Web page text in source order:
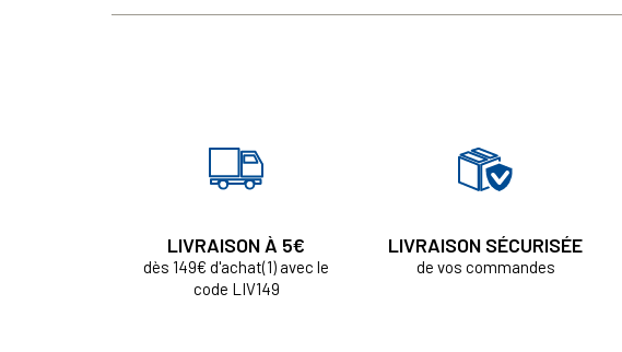
LIVRAISON À 5€
dès 149€ d'achat(1) avec le
code LIV149
LIVRAISON SÉCURISÉE
de vos commandes